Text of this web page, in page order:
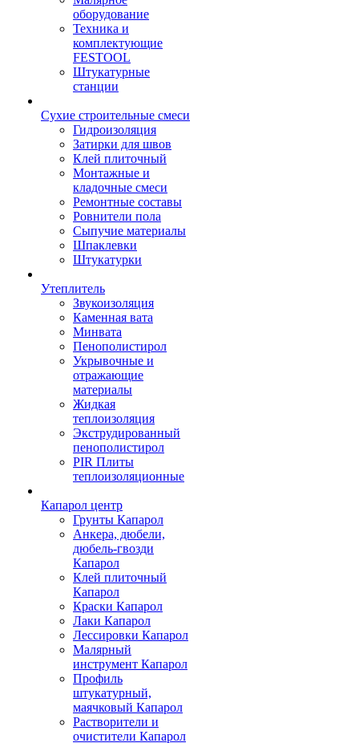
оборудование
Техника и
комплектующие
FESTOOL
Штукатурные
станции
Сухие строительные смеси
Гидроизоляция
Затирки для швов
Клей плиточный
Монтажные и
кладочные смеси
Ремонтные составы
Ровнители пола
Сыпучие материалы
Шпаклевки
Штукатурки
Утеплитель
Звукоизоляция
Каменная вата
Минвата
Пенополистирол
Укрывочные и
отражающие
материалы
Жидкая
теплоизоляция
Экструдированный
пенополистирол
PIR Плиты
теплоизоляционные
Капарол центр
Грунты Капарол
Анкера, дюбели,
дюбель-гвозди
Капарол
Клей плиточный
Капарол
Краски Капарол
Лаки Капарол
Лессировки Капарол
Малярный
инструмент Капарол
Профиль
штукатурный,
маячковый Капарол
Растворители и
очистители Капарол